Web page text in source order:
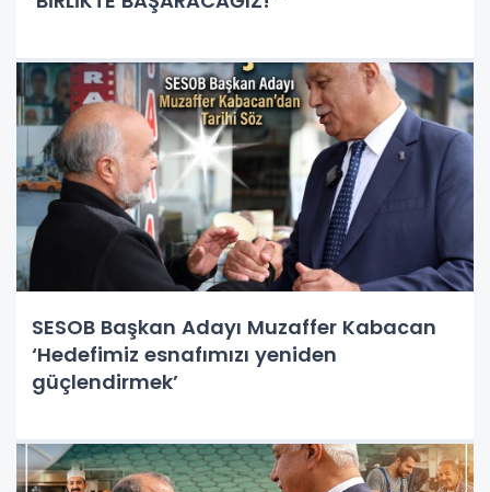
SESOB Başkan Adayı Muzaffer Kabacan
‘Hedefimiz esnafımızı yeniden
güçlendirmek’